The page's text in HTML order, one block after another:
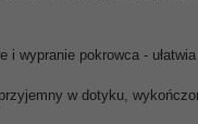
i wypranie pokrowca -
w dotyku,